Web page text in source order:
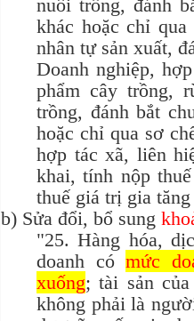
nuôi trồng, đánh
khác hoặc chỉ
nhân tự sản xuất,
Doanh nghiệp,
phẩm cây trồng,
trồng, đánh bắt
hoặc chỉ qua sơ
hợp tác xã, liên
khai, tính nộp
thuế giá trị gia
b) Sửa đổi, bổ sung
"25. Hàng hóa,
doanh cómức
xuống; tài sản
không phải là